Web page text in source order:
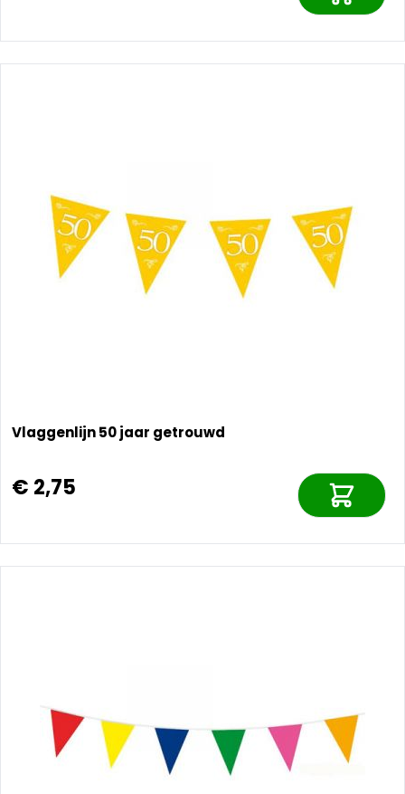
Vlaggenlijn 50 jaar getrouwd
€ 2,75